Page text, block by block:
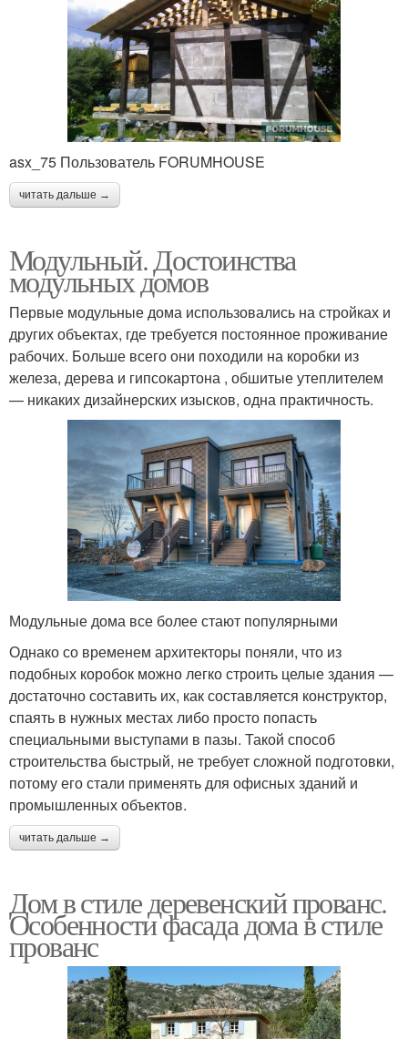
asx_75 Пользователь FORUMHOUSE
читать дальше →
Модульный. Достоинства
модульных домов
Первые модульные дома использовались на стройках и
других объектах, где требуется постоянное проживание
рабочих. Больше всего они походили на коробки из
железа, дерева и гипсокартона , обшитые утеплителем
— никаких дизайнерских изысков, одна практичность.
Модульные дома все более стают популярными
Однако со временем архитекторы поняли, что из
подобных коробок можно легко строить целые здания —
достаточно составить их, как составляется конструктор,
спаять в нужных местах либо просто попасть
специальными выступами в пазы. Такой способ
строительства быстрый, не требует сложной подготовки,
потому его стали применять для офисных зданий и
промышленных объектов.
читать дальше →
Дом в стиле деревенский прованс.
Особенности фасада дома в стиле
прованс